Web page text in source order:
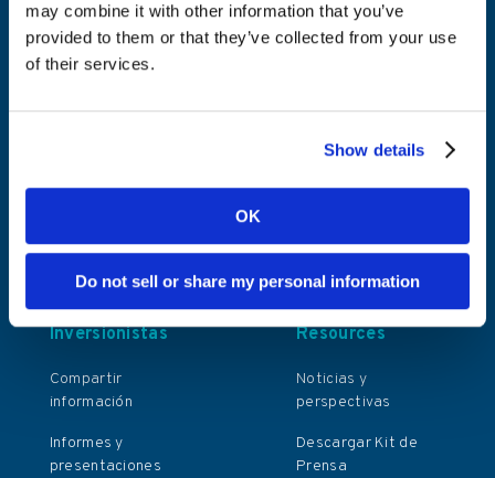
may combine it with other information that you’ve
provided to them or that they’ve collected from your use
of their services.
Show details
OK
Do not sell or share my personal information
Turnkey Sportsbook
Sportsbook
Acerca de Kambi
fundador
Sostenibilidad
Resources
Noticias y
perspectivas
Descargar Kit de
Prensa
Inversionistas
Compartir
información
Informes y
presentaciones